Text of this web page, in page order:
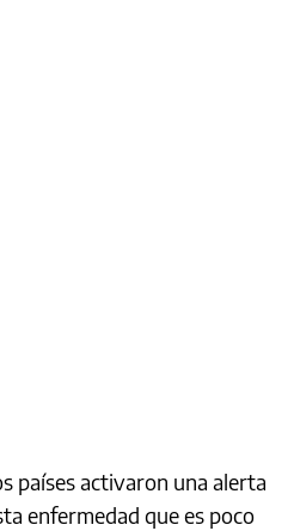
países activaron una alerta
enfermedad que es poco